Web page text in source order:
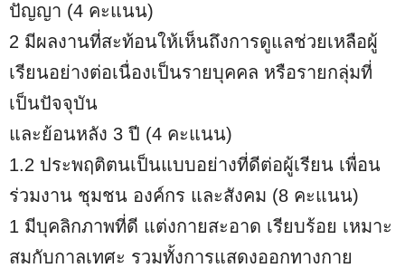
ปัญญา (4 คะแนน)
2 มีผลงานที่สะท้อนให้เห็นถึงการดูแลช่วยเหลือผู้
เรียนอย่างต่อเนื่องเป็นรายบุคคล หรือรายกลุ่มที่
เป็นปัจจุบัน
และย้อนหลัง 3 ปี (4 คะแนน)
1.2 ประพฤติตนเป็นแบบอย่างที่ดีต่อผู้เรียน เพื่อน
ร่วมงาน ชุมชน องค์กร และสังคม (8 คะแนน)
1 มีบุคลิกภาพที่ดี แต่งกายสะอาด เรียบร้อย เหมาะ
สมกับกาลเทศะ รวมทั้งการแสดงออกทางกาย